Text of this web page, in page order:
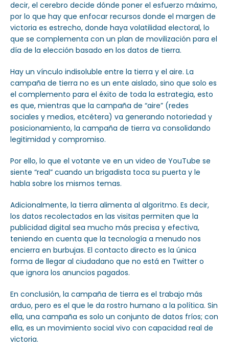
decir, el cerebro decide dónde poner el esfuerzo máximo,
por lo que hay que enfocar recursos donde el margen de
victoria es estrecho, donde haya volatilidad electoral, lo
que se complementa con un plan de movilización para el
día de la elección basado en los datos de tierra.
Hay un vínculo indisoluble entre la tierra y el aire. La
campaña de tierra no es un ente aislado, sino que solo es
el complemento para el éxito de toda la estrategia, esto
es que, mientras que la campaña de “aire” (redes
sociales y medios, etcétera) va generando notoriedad y
posicionamiento, la campaña de tierra va consolidando
legitimidad y compromiso.
Por ello, lo que el votante ve en un video de YouTube se
siente “real” cuando un brigadista toca su puerta y le
habla sobre los mismos temas.
Adicionalmente, la tierra alimenta al algoritmo. Es decir,
los datos recolectados en las visitas permiten que la
publicidad digital sea mucho más precisa y efectiva,
teniendo en cuenta que la tecnología a menudo nos
encierra en burbujas. El contacto directo es la única
forma de llegar al ciudadano que no está en Twitter o
que ignora los anuncios pagados.
En conclusión, la campaña de tierra es el trabajo más
arduo, pero es el que le da rostro humano a la política. Sin
ella, una campaña es solo un conjunto de datos fríos; con
ella, es un movimiento social vivo con capacidad real de
victoria.